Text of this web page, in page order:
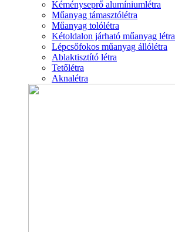
Kéményseprő alumíniumlétra
Műanyag támasztólétra
Műanyag tolólétra
Kétoldalon járható műanyag létra
Lépcsőfokos műanyag állólétra
Ablaktisztító létra
Tetőlétra
Aknalétra